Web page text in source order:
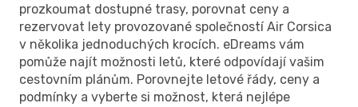
prozkoumat dostupné trasy, porovnat ceny a
rezervovat lety provozované společností Air Corsica
v několika jednoduchých krocích. eDreams vám
pomůže najít možnosti letů, které odpovídají vašim
cestovním plánům. Porovnejte letové řády, ceny a
podmínky a vyberte si možnost, která nejlépe